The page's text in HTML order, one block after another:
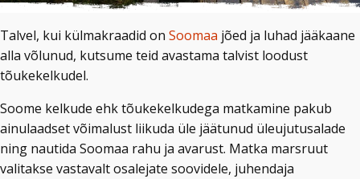
Talvel, kui külmakraadid on Soomaa jõed ja luhad jääkaane
alla võlunud, kutsume teid avastama talvist loodust
tõukekelkudel.
Soome kelkude ehk tõukekelkudega matkamine pakub
ainulaadset võimalust liikuda üle jäätunud üleujutusalade
ning nautida Soomaa rahu ja avarust. Matka marsruut
valitakse vastavalt osalejate soovidele, juhendaja